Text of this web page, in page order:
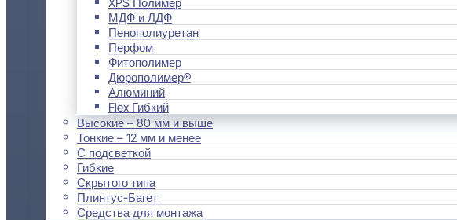
МДФ и ЛДФ
Пенополиуретан
Перфом
Фитополимер
Дюрополимер®
Алюминий
Flex Гибкий
Высокие – 80 мм и выше
Тонкие – 12 мм и менее
С подсветкой
Гибкие
Скрытого типа
Плинтус-Багет
Средства для монтажа